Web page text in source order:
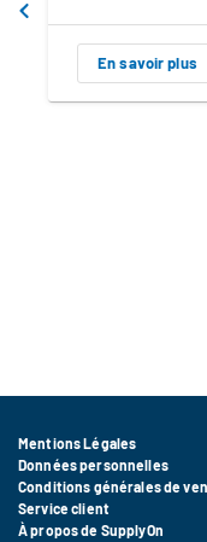
En savoir plus
FOOTER_FRENSH
Mentions Légales
Données personnelles
Conditions générales de
Service client
À propos de SupplyOn